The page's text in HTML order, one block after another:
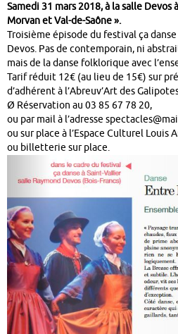
Samedi 31 mars 2018, à la salle
Morvan et Val-de-Saône ».
Troisième épisode du festival ça
Devos. Pas de contemporain, ni
mais de la danse folklorique avec
Tarif réduit 12€ (au lieu de 15€) sur
d’adhérent à l’Abreuv’Art des
Ø Réservation au 03 85 67 78 20,
ou par mail à l’adresse
ou sur place à l’Espace Culturel Louis
ou billetterie sur place.